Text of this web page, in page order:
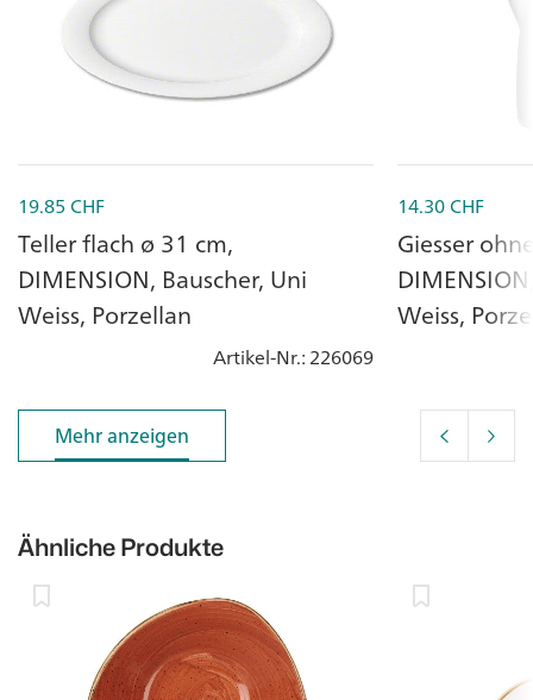
19.85 CHF
Teller flach ø 31 cm,
DIMENSION, Bauscher, Uni
Weiss, Porzellan
Artikel-Nr.: 226069
14.30CHF
Giesser
Weiss,
Mehr anzeigen
Mehr anzeigen
Ähnliche Produkte